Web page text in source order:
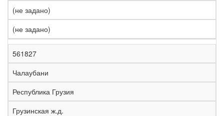
(не задано)
(не задано)
561827
Чалаубани
Республика Грузия
Грузинская ж.д.